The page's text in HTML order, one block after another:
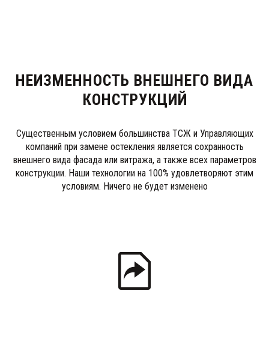
НЕИЗМЕННОСТЬ ВНЕШНЕГО ВИДА
КОНСТРУКЦИЙ
Существенным условием большинства ТСЖ и Управляющих
компаний при замене остекления является сохранность
внешнего вида фасада или витража, а также всех параметров
конструкции. Наши технологии на 100% удовлетворяют этим
условиям. Ничего не будет изменено